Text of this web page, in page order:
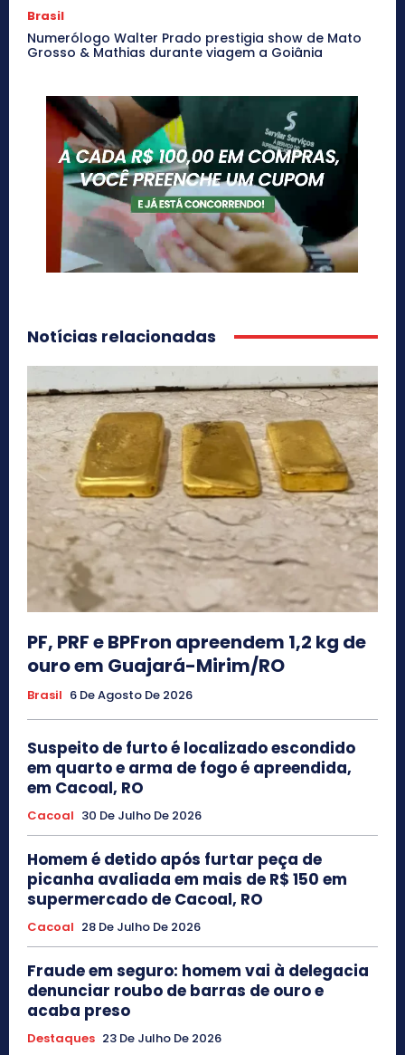
Brasil
Numerólogo Walter Prado prestigia show de Mato
Grosso & Mathias durante viagem a Goiânia
Notícias relacionadas
PF, PRF e BPFron apreendem 1,2 kg de
ouro em Guajará-Mirim/RO
Brasil 6 De Agosto De 2026
Suspeito de furto é localizado escondido
em quarto e arma de fogo é apreendida,
em Cacoal, RO
Cacoal 30 De Julho De 2026
Homem é detido após furtar peça de
picanha avaliada em mais de R$ 150 em
supermercado de Cacoal, RO
Cacoal 28 De Julho De 2026
Fraude em seguro: homem vai à delegacia
denunciar roubo de barras de ouro e
acaba preso
Destaques 23 De Julho De 2026